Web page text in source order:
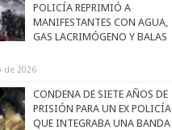
POLICÍA REPRIMIÓ A
MANIFESTANTES CON AGUA,
GAS LACRIMÓGENO Y BALAS
de 2026
CONDENA DE SIETE AÑOS DE
PRISIÓN PARA UN EX POLICÍA
QUE INTEGRABA UNA BANDA